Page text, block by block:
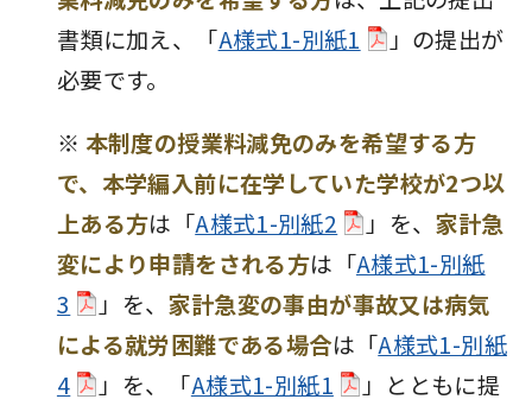
書類に加え、「A様式1-別紙1
」の提出が
必要です。
※ 本制度の授業料減免のみを希望する方
で、本学編入前に在学していた学校が2つ以
上ある方は「A様式1-別紙2 」を、 家計急
変により申請をされる方は「A様式1-別紙
3
」を、 家計急変の事由が事故又は病気
による就労困難である場合は「A様式1-別紙
4
」を、「A様式1-別紙1
」とともに提